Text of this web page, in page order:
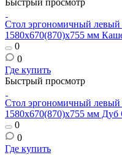
Быстрый просмотр
Стол эргономичный
1580х670(870)x755 мм
0
0
Где купить
Быстрый просмотр
Стол эргономичный
1580х670(870)x755 мм
0
0
Где купить